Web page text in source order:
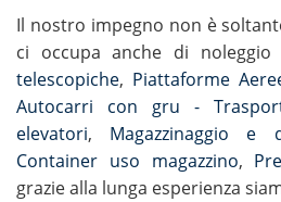
Il nostro impegno non è
ci occupa anche di
telescopiche, Piattaforme
Autocarri con gru -
elevatori, Magazzinaggio e
Container uso magazzino,
grazie alla lunga esperienza